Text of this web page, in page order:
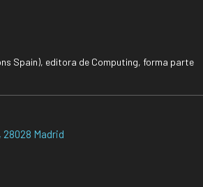
Spain), editora de Computing, forma parte
28028 Madrid